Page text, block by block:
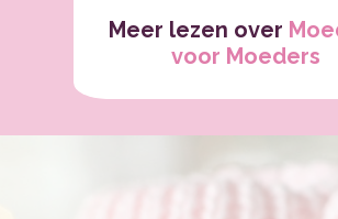
Meer lezen over
voor Moeders